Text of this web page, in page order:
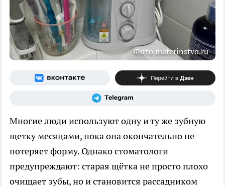
Фото materinstvo.ru
Многие люди используют одну и ту же зубную
щетку месяцами, пока она окончательно не
потеряет форму. Однако стоматологи
предупреждают: старая щётка не просто плохо
очищает зубы, но и становится рассадником